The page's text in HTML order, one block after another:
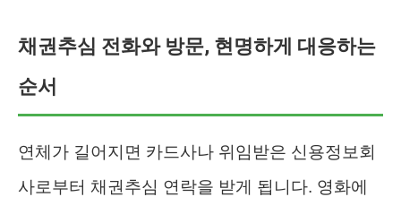
채권추심 전화와 방문, 현명하게 대응하는
순서
연체가 길어지면 카드사나 위임받은 신용정보회
사로부터 채권추심 연락을 받게 됩니다. 영화에